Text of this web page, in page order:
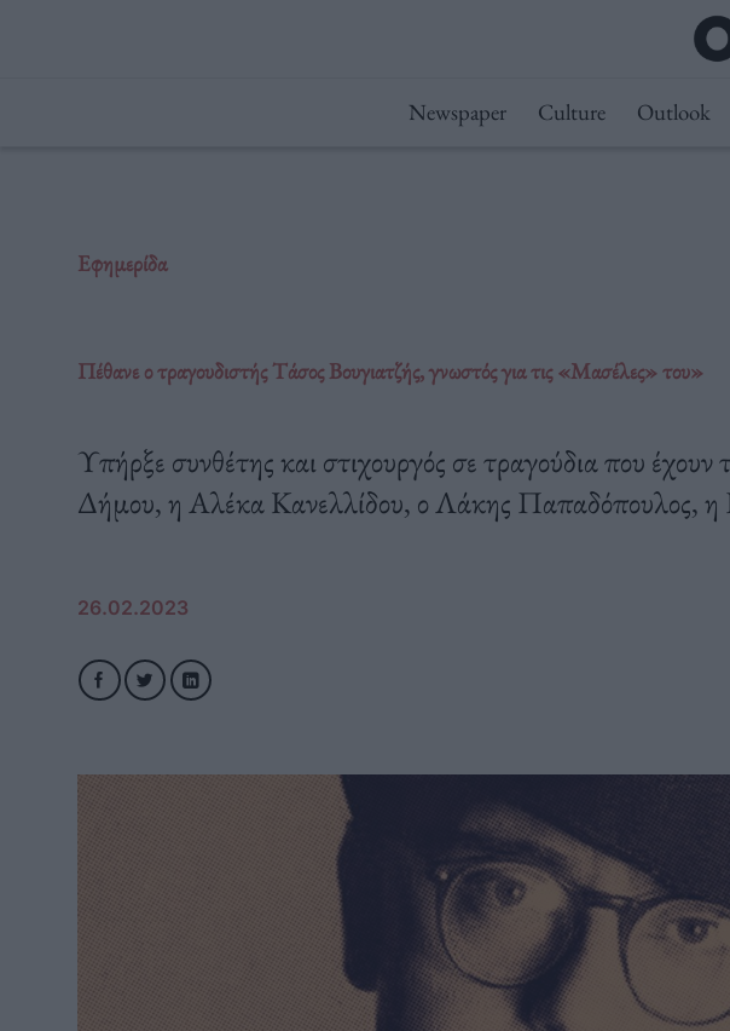
Newspaper Culture Outlook
Εφημερίδα
Πέθανε ο τραγουδιστής Τάσος Βουγιατζής, γνωστός για τις «Μασέλες» του»
Υπήρξε συνθέτης και στιχουργός σε τραγούδια που έχουν
Δήμου, η Αλέκα Κανελλίδου, ο Λάκης Παπαδόπουλος, η
26.02.2023